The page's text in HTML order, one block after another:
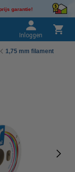
garantie!
Inloggen
1,75 mm filament